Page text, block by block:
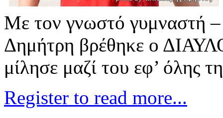
Με τον γνωστό γυμναστή –
Δημήτρη βρέθηκε ο
μίλησε μαζί του εφ’ όλης
Register to read more...